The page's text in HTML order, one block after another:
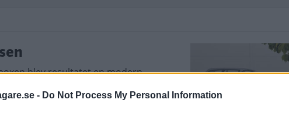
- Do Not Process My Personal Information
blev resultatet en modern
egensinne.